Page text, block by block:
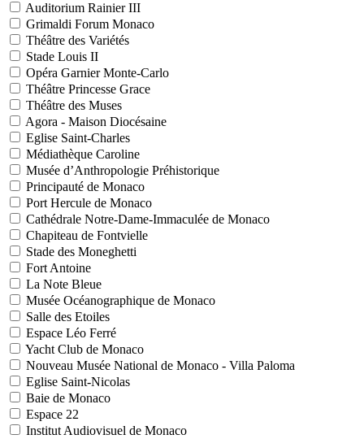
Auditorium Rainier III
Grimaldi Forum Monaco
Théâtre des Variétés
Stade Louis II
Opéra Garnier Monte-Carlo
Théâtre Princesse Grace
Théâtre des Muses
Agora - Maison Diocésaine
Eglise Saint-Charles
Médiathèque Caroline
Musée d’Anthropologie Préhistorique
Principauté de Monaco
Port Hercule de Monaco
Cathédrale Notre-Dame-Immaculée de Monaco
Chapiteau de Fontvielle
Stade des Moneghetti
Fort Antoine
La Note Bleue
Musée Océanographique de Monaco
Salle des Etoiles
Espace Léo Ferré
Yacht Club de Monaco
Nouveau Musée National de Monaco - Villa Paloma
Eglise Saint-Nicolas
Baie de Monaco
Espace 22
Institut Audiovisuel de Monaco